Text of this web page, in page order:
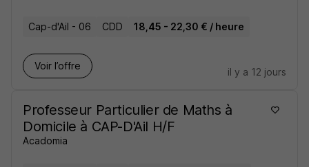
Cap-d'Ail - 06 CDD 18,45 - 22,30 € / heure
Voir l’offre
il y a 12 jours
Professeur Particulier de Maths à
Domicile à CAP-D'Ail H/F
Acadomia